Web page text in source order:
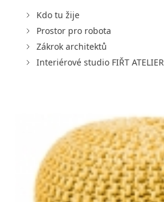
Kdo tu žije
Prostor pro robota
Zákrok architektů
Interiérové studio FIŘT ATELIER